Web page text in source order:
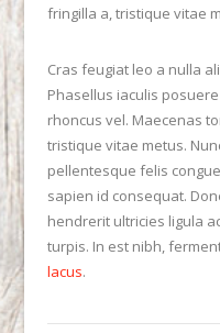
fringilla a, tristique vitae
Cras feugiat leo a nulla
Phasellus iaculis
rhoncus vel. Maecenas
tristique vitae metus.
pellentesque felis
sapien id consequat.
hendrerit ultricies ligula
turpis. In est nibh,
lacus.